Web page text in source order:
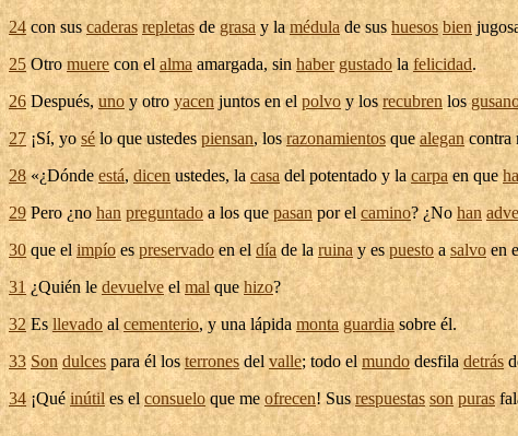
24 con suscaderas repletasde grasa y lamédula de sushuesos bien
25Otro muerecon elalma amargada, sinhaber gustado la felicidad.
26Después,uno y otro yacen juntos en el polvo y losrecubrenlos
27¡Sí, yosé lo que ustedespiensan, losrazonamientos quealegancontra
28«¿Dónde está, dicen ustedes, la casa delpotentado y la carpa en que
29 Pero ¿no han preguntado a los que pasan por elcamino? ¿Nohan
30que el impío es preservadoen el día de laruinay espuestoasalvoen
31 ¿Quién le devuelve elmalque hizo?
32 Es llevado al cementerio, y unalápida monta guardia sobre él.
33 Son dulcespara él los terronesdel valle; todo el mundo desfila detrás
34¡Quéinútiles elconsueloque me ofrecen! Susrespuestas son puras